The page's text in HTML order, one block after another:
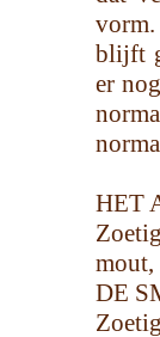
blijft
er
HET
mout,
DE